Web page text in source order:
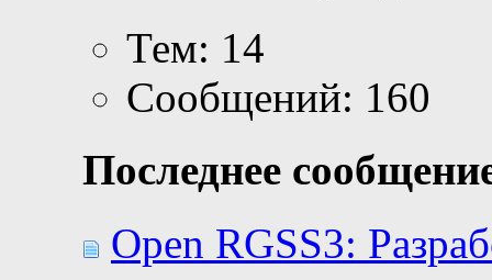
Тем: 14
Сообщений: 160
Последнее
Open RGSS3: